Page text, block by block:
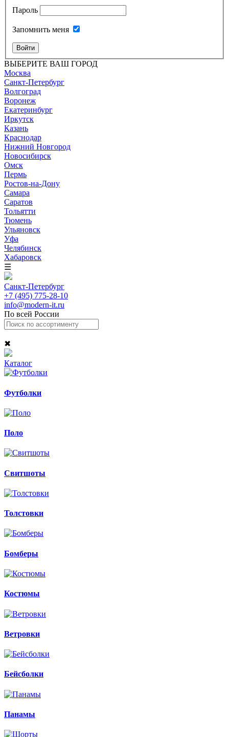
Пароль
Запомнить меня
Войти
ВЫБЕРИТЕ ВАШ ГОРОД
Москва
Санкт-Петербург
Волгоград
Воронеж
Екатеринбург
Иркутск
Казань
Краснодар
Нижний Новгород
Новосибирск
Омск
Пермь
Ростов-на-Дону
Самара
Саратов
Тольятти
Тюмень
Ульяновск
Уфа
Челябинск
Хабаровск
☰
Санкт-Петербург
+7 (495) 775-28-10
info@modern-it.ru
По всей России
✖
Каталог
Футболки
Поло
Свитшоты
Толстовки
Бомберы
Костюмы
Ветровки
Бейсболки
Панамы